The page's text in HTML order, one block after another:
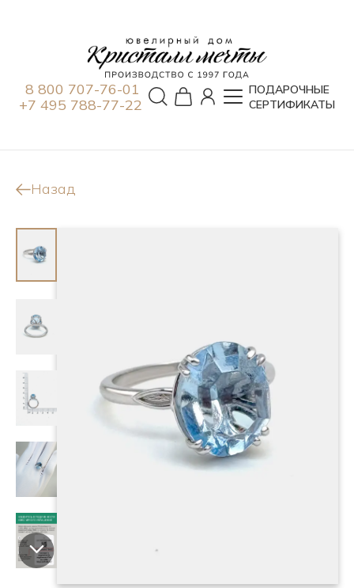
8 800 707-76-01
+7 495 788-77-22
ПОДАРОЧНЫЕ
СЕРТИФИКАТЫ
Назад